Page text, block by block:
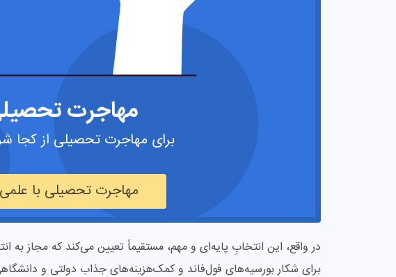
مهاجرت
برای مهاجرت تحصیلی از کجا
مهاجرت تحصیلی با
در واقع، این انتخابِ پایه‌ای و مهم، مستقیماً تعیین می‌کند که مجاز
برای شکار بورسیه‌های فول‌فاند و کمک‌هزینه‌های جذاب دولتی و